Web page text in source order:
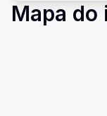
Mapa do